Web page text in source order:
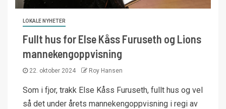
LOKALE NYHETER
Fullt hus for Else Kåss Furuseth og Lions
mannekengoppvisning
22. oktober 2024 Roy Hansen
Som i fjor, trakk Else Kåss Furuseth, fullt hus og vel
så det under årets mannekengoppvisning i regi av